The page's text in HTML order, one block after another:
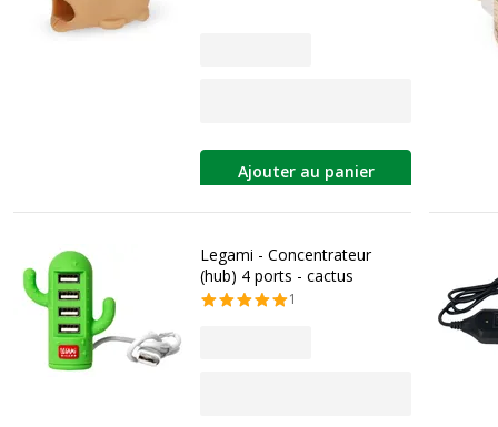
Ajouter au panier
Legami - Concentrateur
(hub) 4 ports - cactus
1